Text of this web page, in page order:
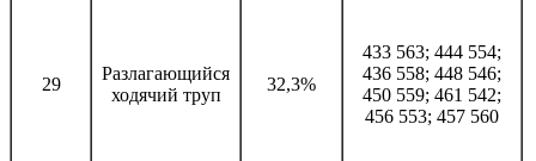
29
Разлагающийся
ходячий труп
32,3%
433 563; 444 554;
436 558; 448 546;
450 559; 461 542;
456 553; 457 560